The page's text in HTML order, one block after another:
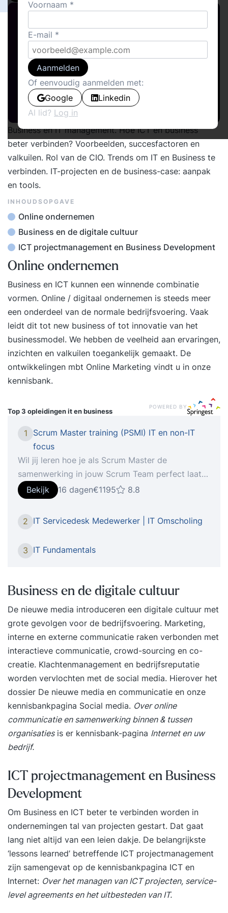
Business en IT management. Hoe ICT en business
beter verbinden? Voorbeelden, succesfactoren en
valkuilen. Rol van de CIO. Trends om IT en Business te
verbinden. IT-projecten en de business-case: aanpak
en tools.
INHOUDSOPGAVE
Online ondernemen
Business en de digitale cultuur
ICT projectmanagement en Business Development
Online ondernemen
Business en ICT kunnen een winnende combinatie
vormen. Online / digitaal ondernemen is steeds meer
een onderdeel van de normale bedrijfsvoering. Vaak
leidt dit tot new business of tot innovatie van het
businessmodel. We hebben de veelheid aan ervaringen,
inzichten en valkuilen toegankelijk gemaakt. De
ontwikkelingen mbt Online Marketing vindt u in onze
kennisbank.
Top 3 opleidingenit en business
POWERED BY
1
Scrum Master training (PSMI) IT en non-IT
focus
Wil jij leren hoe je als Scrum Master de
samenwerking in jouw Scrum Team perfect laat
lopen? In deze 2-daagse gecertificeerde Scrum
Master training (PSMI) leer je alles wat je nodig
hebt. Wil jij leren hoe je als Scrum Master de
samenwerking in jouw team perfect laat lopen? In
training (PSMI) leer je alles wat je nodig hebt.
naar projecten afronden * Van miscommunicatie
naar elkaar verstaan * Van eindeloze meetings
naar efficiënte overleggen * Van onduidelijk wie
waar wanneer aan werkt naar transparantie * Van
voortdurende verstoringen naar focus * Van
klanten op afstand naar co-creatie met jouw
klant * Officieel het Scrum.org of IIABC.org
certificaat halen Waarom Agile Scrum Group? *
Voor IT & non-IT teams * Onze trainers zijn ook
coaches in de praktijk * We maken theorie
praktisch * We werken in kleine groepen
Programma * Scrum theorie leren in interactieve
werkvormen (rollen / meetings / artifacten) *
rol van de Scrum Master uitdiepen (coachen /
faciliteren / opleiden / impediments)
Kwaliteitsgarantie * Meer dan 10.000 deelnemers
getraind * 1.000 recensies met een 8.6 gemiddeld
op Springest * Niet goed geld terug Enthousiast?
Schrijf je in, download de brochure of neem
contact met ons op!
Bekijk 16 dagen€1195 8.8
2 IT Servicedesk Medewerker | IT Omscholing
3 IT Fundamentals
Business en de digitale cultuur
De nieuwe media introduceren een digitale cultuur met
grote gevolgen voor de bedrijfsvoering. Marketing,
interne en externe communicatie raken verbonden met
interactieve communicatie, crowd-sourcing en co-
creatie. Klachtenmanagement en bedrijfsreputatie
worden vervlochten met de social media. Hierover het
dossier De nieuwe media en communicatie en onze
kennisbankpagina Social media. Over online
communicatie en samenwerking binnen & tussen
organisatiesis er kennisbank-pagina Internet en uw
bedrijf.
ICT projectmanagement en Business
Development
Om Business en ICT beter te verbinden worden in
ondernemingen tal van projecten gestart. Dat gaat
lang niet altijd van een leien dakje. De belangrijkste
‘lessons learned’ betreffende ICT projectmanagement
zijn samengevat op de kennisbankpagina ICT en
Internet: Over het managen van ICT projecten, service-
level agreements en het uitbesteden van IT.
Voornaam
E-mail
Aanmelden
Of eenvoudig aanmelden met:
Google
Linkedin
Al lid? Log in